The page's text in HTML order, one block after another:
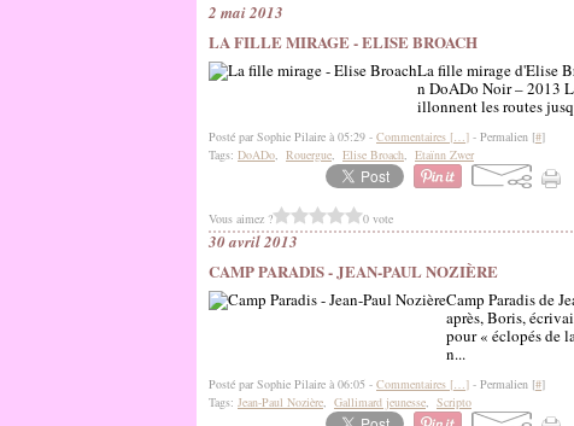
2 mai 2013
LA FILLE MIRAGE - ELISE BROACH
La fille mirage d'Elise
n DoADo Noir – 2013
illonnent les routes
Posté par Sophie Pilaire à 05:29 - Commentaires […] - Permalien [#]
Tags: DoADo, Rouergue, Elise Broach, Etaïnn Zwer
Vous aimez ? 0 vote
30 avril 2013
CAMP PARADIS - JEAN-PAUL NOZIÈRE
Camp Paradis de
après, Boris,
pour « éclopés de
n...
Posté par Sophie Pilaire à 06:05 - Commentaires […] - Permalien [#]
Tags: Jean-Paul Nozière, Gallimard jeunesse, Scripto